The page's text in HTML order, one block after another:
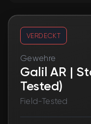
VERDECKT
Gewehre
Galil AR |
Tested)
Field-Tested